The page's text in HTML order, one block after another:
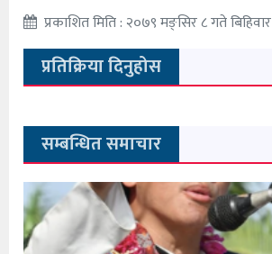
प्रकाशित मिति : २०७९ मङ्सिर ८ गते बिहिवार
प्रतिक्रिया दिनुहोस
सम्बन्धित समाचार